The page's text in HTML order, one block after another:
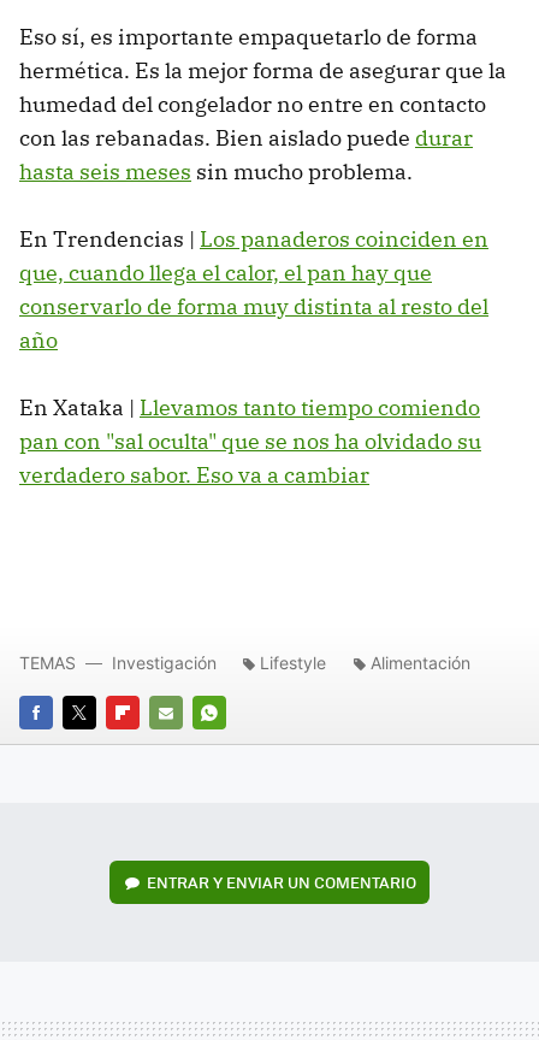
Eso sí, es importante empaquetarlo de forma
hermética. Es la mejor forma de asegurar que la
humedad del congelador no entre en contacto
con las rebanadas. Bien aislado puede durar
hasta seis meses sin mucho problema.
En Trendencias | Los panaderos coinciden en
que, cuando llega el calor, el pan hay que
conservarlo de forma muy distinta al resto del
año
En Xataka | Llevamos tanto tiempo comiendo
pan con "sal oculta" que se nos ha olvidado su
verdadero sabor. Eso va a cambiar
FACEBOOK
TWITTERFLIPBOARD
E-
WHATSAPP
TEMAS Investigación Lifestyle Alimentación
ENTRAR Y ENVIAR UN COMENTARIO